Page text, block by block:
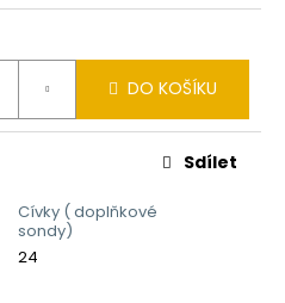
DO KOŠÍKU
Cívky ( doplňkové
sondy)
24
Sdílet